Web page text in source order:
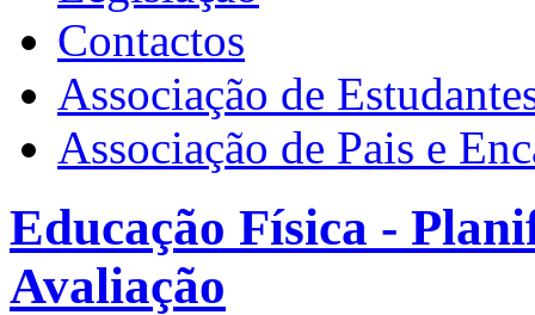
Contactos
Associação de
Associação de Pais e
Educação Física -
Avaliação